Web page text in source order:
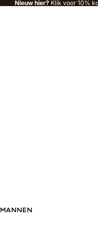
Nieuw hier? Klik voor 10%
MANNEN